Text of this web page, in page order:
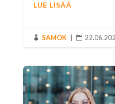
LUE LISÄÄ
 SAMOK 